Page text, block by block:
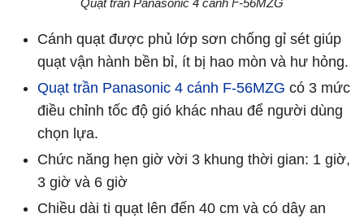
Quạt trần Panasonic 4 cánh F-56MZG
Cánh quạt được phủ lớp sơn chống gỉ sét giúp
quạt vận hành bền bỉ, ít bị hao mòn và hư hỏng.
Quạt trần Panasonic 4 cánh F-56MZG có 3 mức
điều chỉnh tốc độ gió khác nhau để người dùng
chọn lựa.
Chức năng hẹn giờ vời 3 khung thời gian: 1 giờ,
3 giờ và 6 giờ
Chiều dài ti quạt lên đến 40 cm và có dây an